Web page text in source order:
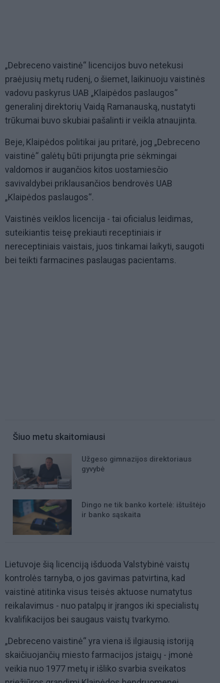
„Debreceno vaistinė“ licencijos buvo netekusi
praėjusių metų rudenį, o šiemet, laikinuoju vaistinės
vadovu paskyrus UAB „Klaipėdos paslaugos“
generalinį direktorių Vaidą Ramanauską, nustatyti
trūkumai buvo skubiai pašalinti ir veikla atnaujinta.
Beje, Klaipėdos politikai jau pritarė, jog „Debreceno
vaistinė“ galėtų būti prijungta prie sėkmingai
valdomos ir augančios kitos uostamiesčio
savivaldybei priklausančios bendrovės UAB
„Klaipėdos paslaugos“.
Vaistinės veiklos licencija - tai oficialus leidimas,
suteikiantis teisę prekiauti receptiniais ir
nereceptiniais vaistais, juos tinkamai laikyti, saugoti
bei teikti farmacines paslaugas pacientams.
Šiuo metu skaitomiausi
Užgeso gimnazijos direktoriaus
gyvybė
Dingo ne tik banko kortelė: ištuštėjo
ir banko sąskaita
Lietuvoje šią licenciją išduoda Valstybinė vaistų
kontrolės tarnyba, o jos gavimas patvirtina, kad
vaistinė atitinka visus teisės aktuose numatytus
reikalavimus - nuo patalpų ir įrangos iki specialistų
kvalifikacijos bei saugaus vaistų tvarkymo.
„Debreceno vaistinė“ yra viena iš ilgiausią istoriją
skaičiuojančių miesto farmacijos įstaigų - įmonė
veikia nuo 1977 metų ir išliko svarbia sveikatos